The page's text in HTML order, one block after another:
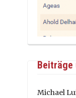
Beiträge
Michael